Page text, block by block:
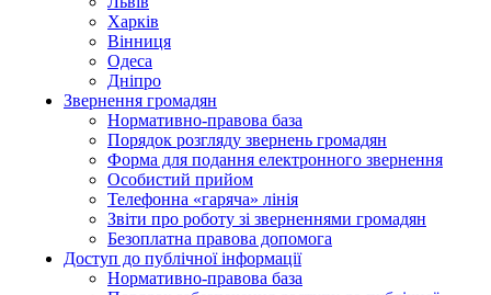
Харків
Вінниця
Одеса
Дніпро
Звернення громадян
Нормативно-правова база
Порядок розгляду звернень громадян
Форма для подання електронного звернення
Особистий прийом
Телефонна «гаряча» лінія
Звіти про роботу зі зверненнями громадян
Безоплатна правова допомога
Доступ до публічної інформації
Нормативно-правова база